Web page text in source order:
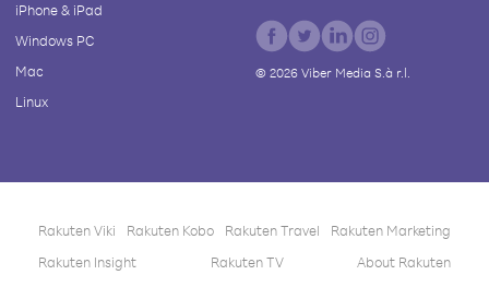
iPhone & iPad
Windows PC
Mac
Linux
© 2026Viber Media S.à r.l.
Rakuten Viki Rakuten Kobo Rakuten Travel
Rakuten Marketing
Rakuten Insight
Rakuten TV About Rakuten